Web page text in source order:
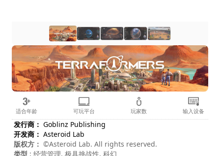
适合年龄 可玩平台 玩家数 输入设备
发行商： Goblinz Publishing
开发商： Asteroid Lab
版权方： ©Asteroid Lab. All rights reserved.
类型 : 经营管理, 极具挑战性, 科幻